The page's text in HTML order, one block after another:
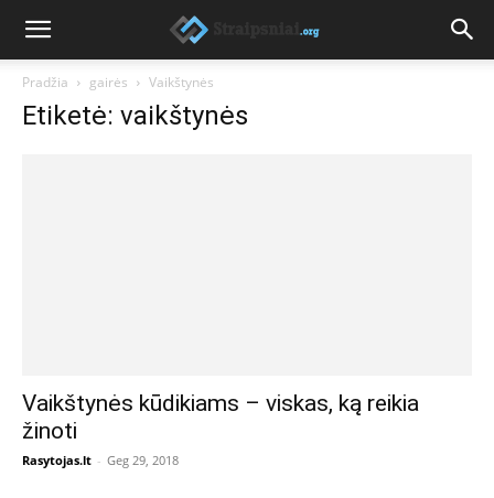
Pradžia gairės Vaikštynės
Etiketė: vaikštynės
Vaikštynės kūdikiams – viskas, ką reikia
žinoti
Rasytojas.lt - Geg 29, 2018